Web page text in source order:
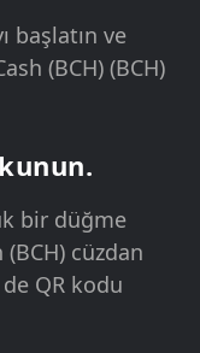
başlatın ve
(BCH) (BCH)
bir düğme
cüzdan
QR kodu